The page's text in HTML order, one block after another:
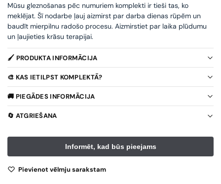
Mūsu gleznošanas pēc numuriem komplekti ir tieši tas, ko
meklējat. Šī nodarbe ļauj aizmirst par darba dienas rūpēm un
baudīt mierpilnu radošo procesu. Aizmirstiet par laika plūdumu
un ļaujieties krāsu terapijai.
🖌️ PRODUKTA INFORMĀCIJA
🎨 KAS IETILPST KOMPLEKTĀ?
🚚 PIEGĀDES INFORMĀCIJA
🔄 ATGRIEŠANA
Pievienot vēlmju sarakstam